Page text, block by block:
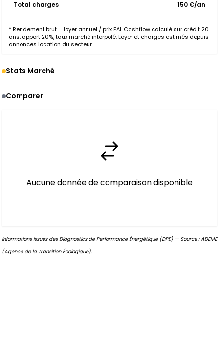
Total charges 150 €/an
* Rendement brut = loyer annuel / prix FAI. Cashflow calculé sur crédit 20
ans, apport 20%, taux marché interpolé. Loyer et charges estimés depuis
annonces location du secteur.
Stats Marché
Comparer
Aucune donnée de comparaison disponible
Informations issues des Diagnostics de Performance Énergétique (DPE) — Source : ADEME
(Agence de la Transition Écologique).